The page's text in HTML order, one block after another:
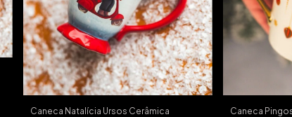
Caneca Natalícia Ursos Cerâmica Caneca